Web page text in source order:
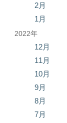
2月
1月
2022年
12月
11月
10月
9月
8月
7月